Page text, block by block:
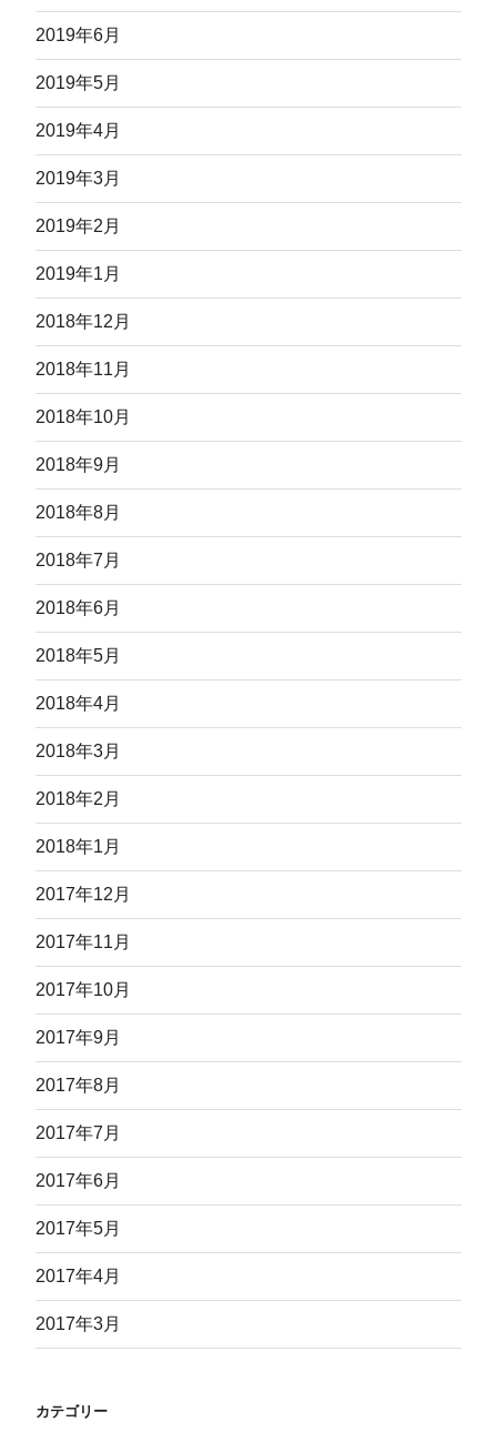
2019年6月
2019年5月
2019年4月
2019年3月
2019年2月
2019年1月
2018年12月
2018年11月
2018年10月
2018年9月
2018年8月
2018年7月
2018年6月
2018年5月
2018年4月
2018年3月
2018年2月
2018年1月
2017年12月
2017年11月
2017年10月
2017年9月
2017年8月
2017年7月
2017年6月
2017年5月
2017年4月
2017年3月
カテゴリー